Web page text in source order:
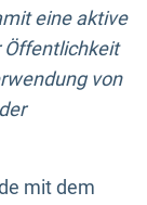
eine aktive
Öffentlichkeit
von
mit dem